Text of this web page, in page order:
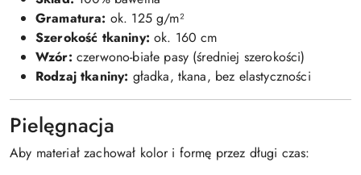
Gramatura: ok. 125 g/m²
Szerokość tkaniny: ok. 160 cm
Wzór: czerwono-białe pasy (średniej szerokości)
Rodzaj tkaniny: gładka, tkana, bez elastyczności
Pielęgnacja
Aby materiał zachował kolor i formę przez długi czas: